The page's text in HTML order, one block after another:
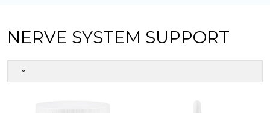
NERVE SYSTEM SUPPORT
keyboard_arrow_down